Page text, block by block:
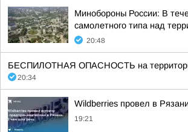
Минобороны России: В
самолетного типа над
20:48
БЕСПИЛОТНАЯ ОПАСНОСТЬ на территории
20:34
Wildberries провел в
19:21